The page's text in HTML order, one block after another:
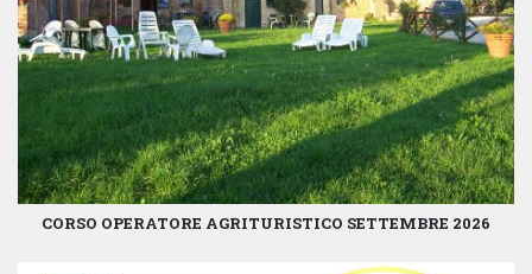
CORSO OPERATORE AGRITURISTICO SETTEMBRE 2026